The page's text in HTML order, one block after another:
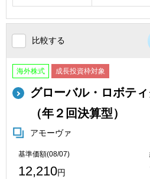
比較する
海外株式 成長投資枠対象
グローバル・ロボテ
（年２回決算型）
アモーヴァ
基準価額(08/07)
12,210円